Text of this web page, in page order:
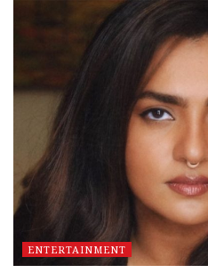
ENTERTAINMENT